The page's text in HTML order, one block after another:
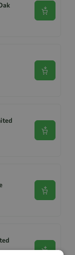
Se
Se
Se
Se
Se